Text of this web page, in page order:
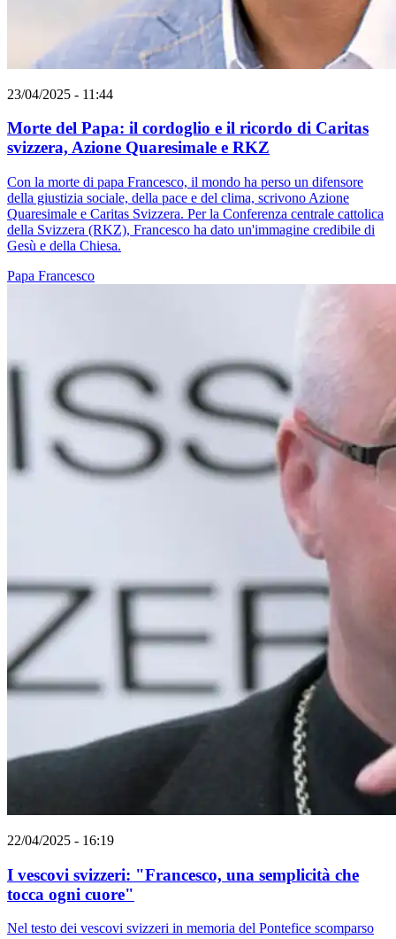
23/04/2025 - 11:44
Morte del Papa: il cordoglio e il ricordo di Caritas
svizzera, Azione Quaresimale e RKZ
Con la morte di papa Francesco, il mondo ha perso un difensore
della giustizia sociale, della pace e del clima, scrivono Azione
Quaresimale e Caritas Svizzera. Per la Conferenza centrale cattolica
della Svizzera (RKZ), Francesco ha dato un'immagine credibile di
Gesù e della Chiesa.
Papa Francesco
22/04/2025 - 16:19
I vescovi svizzeri: "Francesco, una semplicità che
tocca ogni cuore"
Nel testo dei vescovi svizzeri in memoria del Pontefice scomparso